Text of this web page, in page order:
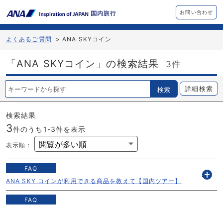
お問い合わせ
よくあるご質問 > ANA SKYコイン
「ANA SKYコイン」の検索結果 3件
検索 詳細検索
検索結果
3件のうち1-3件を表示
表示順 ：
FAQ
ANA SKY コインが利用できる商品を教えて【国内ツアー】
s
FAQ